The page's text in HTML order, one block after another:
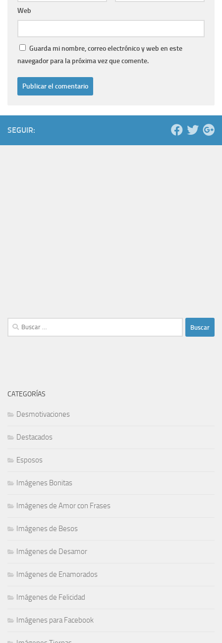
Web
Guarda mi nombre, correo electrónico y web en este
navegador para la próxima vez que comente.
SEGUIR:
Buscar:
CATEGORÍAS
Desmotivaciones
Destacados
Esposos
Imágenes Bonitas
Imágenes de Amor con Frases
Imágenes de Besos
Imágenes de Desamor
Imágenes de Enamorados
Imágenes de Felicidad
Imágenes para Facebook